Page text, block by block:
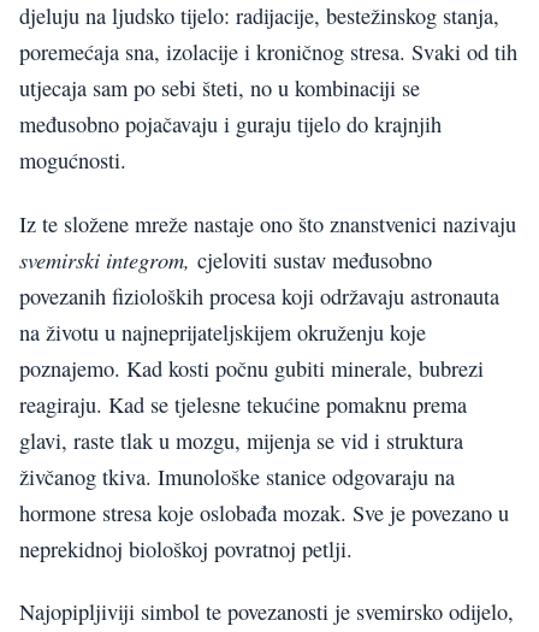
djeluju na ljudsko tijelo: radijacije, bestežinskog stanja,
poremećaja sna, izolacije i kroničnog stresa. Svaki od tih
utjecaja sam po sebi šteti, no u kombinaciji se
međusobno pojačavaju i guraju tijelo do krajnjih
mogućnosti.
Iz te složene mreže nastaje ono što znanstvenici nazivaju
svemirski integrom, cjeloviti sustav međusobno
povezanih fizioloških procesa koji održavaju astronauta
na životu u najneprijateljskijem okruženju koje
poznajemo. Kad kosti počnu gubiti minerale, bubrezi
reagiraju. Kad se tjelesne tekućine pomaknu prema
glavi, raste tlak u mozgu, mijenja se vid i struktura
živčanog tkiva. Imunološke stanice odgovaraju na
hormone stresa koje oslobađa mozak. Sve je povezano u
neprekidnoj biološkoj povratnoj petlji.
Najopipljiviji simbol te povezanosti je svemirsko odijelo,